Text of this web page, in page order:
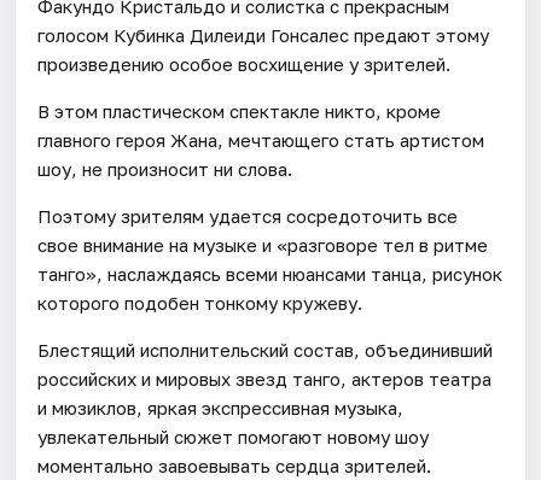
Факундо Кристальдо и солистка с прекрасным
голосом Кубинка Дилеиди Гонсалес предают этому
произведению особое восхищение у зрителей.
В этом пластическом спектакле никто, кроме
главного героя Жана, мечтающего стать артистом
шоу, не произносит ни слова.
Поэтому зрителям удается сосредоточить все
свое внимание на музыке и «разговоре тел в ритме
танго», наслаждаясь всеми нюансами танца, рисунок
которого подобен тонкому кружеву.
Блестящий исполнительский состав, объединивший
российских и мировых звезд танго, актеров театра
и мюзиклов, яркая экспрессивная музыка,
увлекательный сюжет помогают новому шоу
моментально завоевывать сердца зрителей.